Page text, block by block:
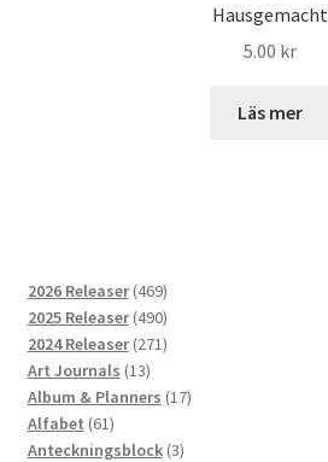
Hausgemacht
5.00 kr
Läs mer
2026 Releaser 469469
produkter
2025 Releaser 490490
produkter
2024 Releaser 271271
Art Journals 1313
produkter
Album & Planners 1717
Alfabet 6161
produkter
Anteckningsblock 33